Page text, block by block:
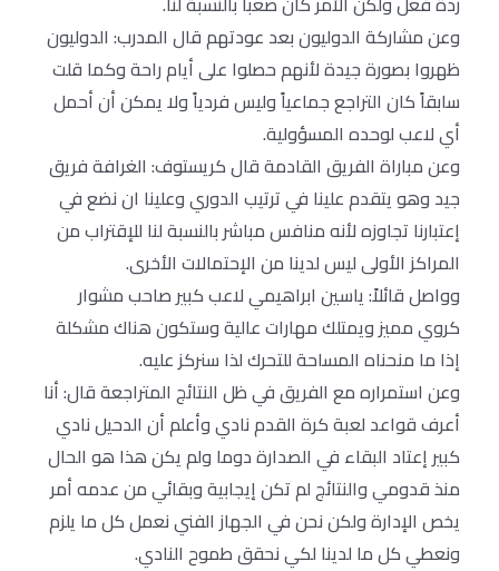
وعن مشاركة الدوليون بعد عودتهم قال المدرب: الدوليون
ظهروا بصورة جيدة لأنهم حصلوا على أيام راحة وكما قلت
سابقاً كان التراجع جماعياً وليس فردياً ولا يمكن أن أحمل
أي لاعب لوحده المسؤولية.
وعن مباراة الفريق القادمة قال كريستوف: الغرافة فريق
جيد وهو يتقدم علينا في ترتيب الدوري وعلينا ان نضع في
إعتبارنا تجاوزه لأنه منافس مباشر بالنسبة لنا للإقتراب من
المراكز الأولى ليس لدينا من الإحتمالات الأخرى.
وواصل قائلاً: ياسين ابراهيمي لاعب كبير صاحب مشوار
كروي مميز ويمتلك مهارات عالية وستكون هناك مشكلة
إذا ما منحناه المساحة للتحرك لذا سنركز عليه.
وعن استمراره مع الفريق في ظل النتائج المتراجعة قال: أنا
أعرف قواعد لعبة كرة القدم نادي وأعلم أن الدحيل نادي
كبير إعتاد البقاء في الصدارة دوما ولم يكن هذا هو الحال
منذ قدومي والنتائج لم تكن إيجابية وبقائي من عدمه أمر
يخص الإدارة ولكن نحن في الجهاز الفني نعمل كل ما يلزم
ونعطي كل ما لدينا لكي نحقق طموح النادي.